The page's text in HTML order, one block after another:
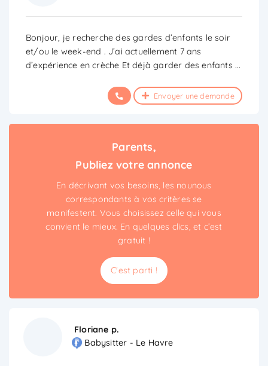
Bonjour, je recherche des gardes d’enfants le soir
et/ou le week-end . J’ai actuellement 7 ans
d’expérience en crèche Et déjà garder des enfants...
Envoyer une demande
Parents,
Publiez votre annonce
En décrivant vos besoins, les nounous
correspondants à vos critères se
manifestent. Vous choisissez celle qui vous
convient le mieux. En quelques clics, et c’est
gratuit !
C'est parti !
Floriane p.
Babysitter - Le Havre